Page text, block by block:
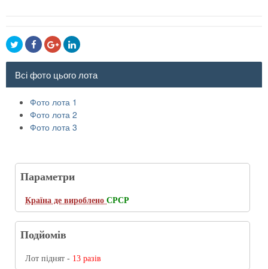
Всі фото цього лота
Фото лота 1
Фото лота 2
Фото лота 3
Параметри
Країна де вироблено СРСР
Подйомів
Лот піднят - 13 разів